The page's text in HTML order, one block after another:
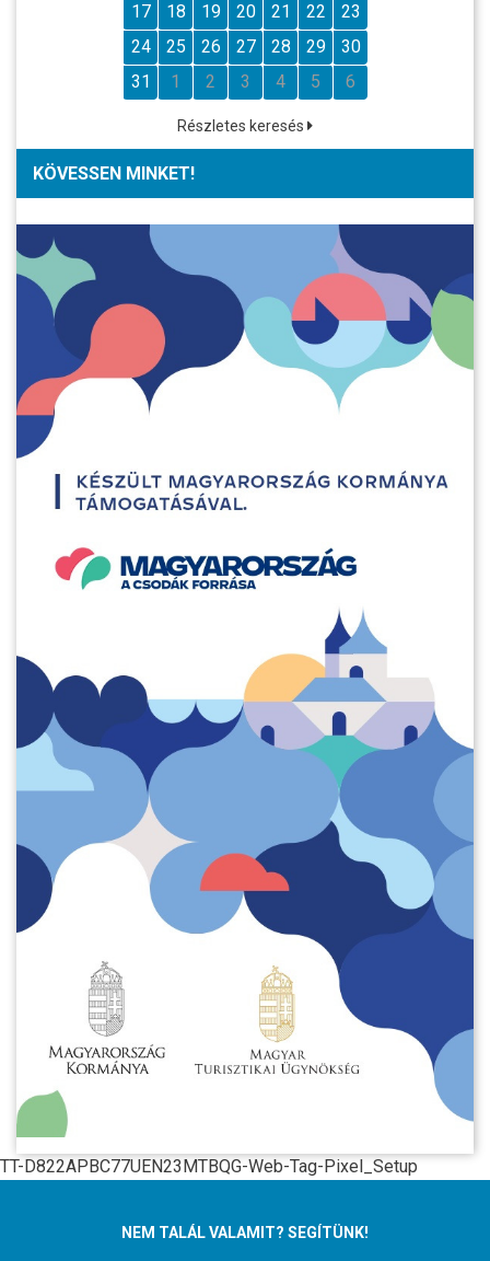
17
18 19 20 21 22
23
24
25 26 27 28 29
30
31
1 2 3 4 5 6
Részletes keresés
KÖVESSEN MINKET!
TT-D822APBC77UEN23MTBQG-Web-Tag-Pixel_Setup
NEM TALÁL VALAMIT? SEGÍTÜNK!